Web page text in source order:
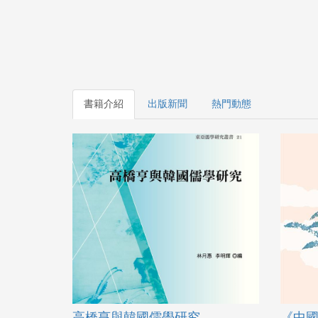
書籍介紹 出版新聞 熱門動態